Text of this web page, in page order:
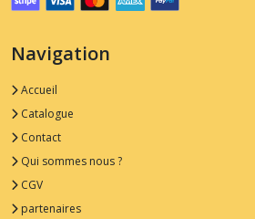
Navigation
Accueil
Catalogue
Contact
Qui sommes nous ?
CGV
partenaires